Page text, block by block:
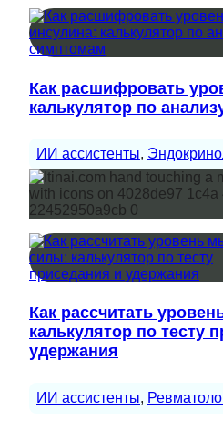
Как расшифровать
калькулятор по
ИИ ассистенты,
Как рассчитать
калькулятор по тесту
удержания
ИИ ассистенты,